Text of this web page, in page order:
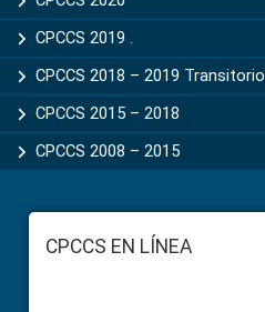
CPCCS 2019 .
CPCCS 2018 – 2019 Transitorio
CPCCS 2015 – 2018
CPCCS 2008 – 2015
FooterCPCCS EN LÍNEA